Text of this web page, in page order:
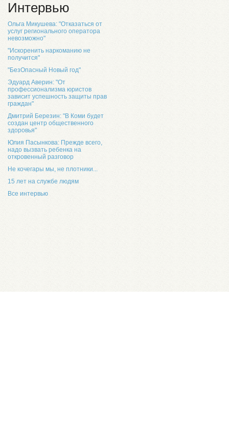
Интервью
Ольга Микушева: "Отказаться от
услуг регионального оператора
невозможно"
"Искоренить наркоманию не
получится"
"БезОпасный Новый год"
Эдуард Аверин: "От
профессионализма юристов
зависит успешность защиты прав
граждан"
Дмитрий Березин: "В Коми будет
создан центр общественного
здоровья"
Юлия Пасынкова: Прежде всего,
надо вызвать ребенка на
откровенный разговор
Не кочегары мы, не плотники...
15 лет на службе людям
Все интервью